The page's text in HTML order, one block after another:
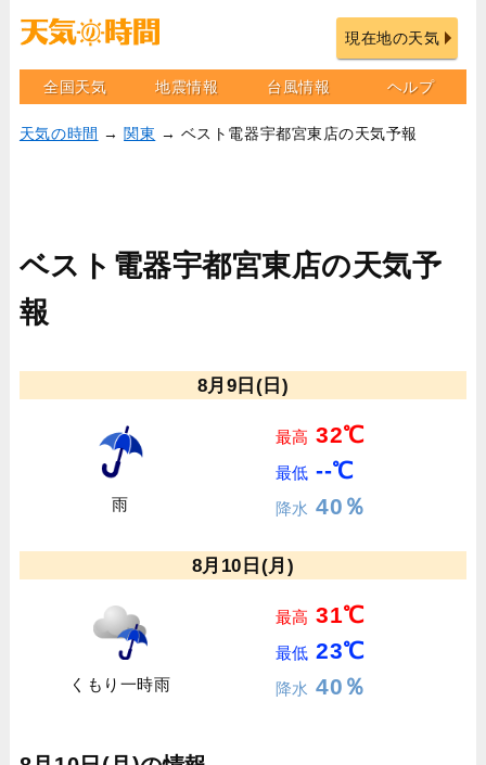
現在地の天気
全国天気 地震情報 台風情報 ヘルプ
天気の時間 → 関東 → ベスト電器宇都宮東店の天気予報
ベスト電器宇都宮東店の天気予
報
8月9日(日)
雨
最高 32℃
最低 --℃
降水 40％
8月10日(月)
くもり一時雨
最高 31℃
最低 23℃
降水 40％